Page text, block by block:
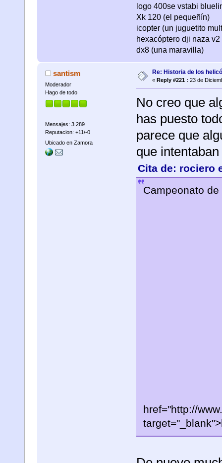
logo 400se vstabi
Xk 120 (el pequeñín)
icopter (un juguetito
hexacóptero dji naza
dx8 (una maravilla)
santism
Moderador
Hago de todo
Mensajes: 3.289
Reputacion: +11/-0
Ubicado en Zamora
Re: Historia de los
« Reply #221 : 23 de
No creo que
has puesto
parece que
que
Cita de: rociero
Campeonato
href="http://